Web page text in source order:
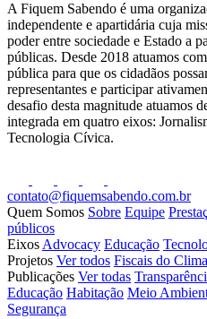
A Fiquem Sabendo é uma
independente e apartidária cuja
poder entre sociedade e Estado a
públicas. Desde 2018 atuamos
pública para que os cidadãos
representantes e participar
desafio desta magnitude atuamos
integrada em quatro eixos:
Tecnologia Cívica.
contato@fiquemsabendo.com.br
Quem Somos Sobre Equipe
públicos
Eixos Advocacy Educação
Projetos Ver todos Fiscais do Clima
Publicações Ver todas
Educação Habitação Meio
Segurança